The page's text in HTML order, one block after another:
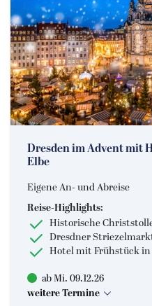
Dresden im Advent mit
Elbe
Eigene An- und Abreise
Reise-Highlights:
Historische
Dresdner
Hotel mit Frühstück in
ab Mi. 09.12.26
weitere Termine